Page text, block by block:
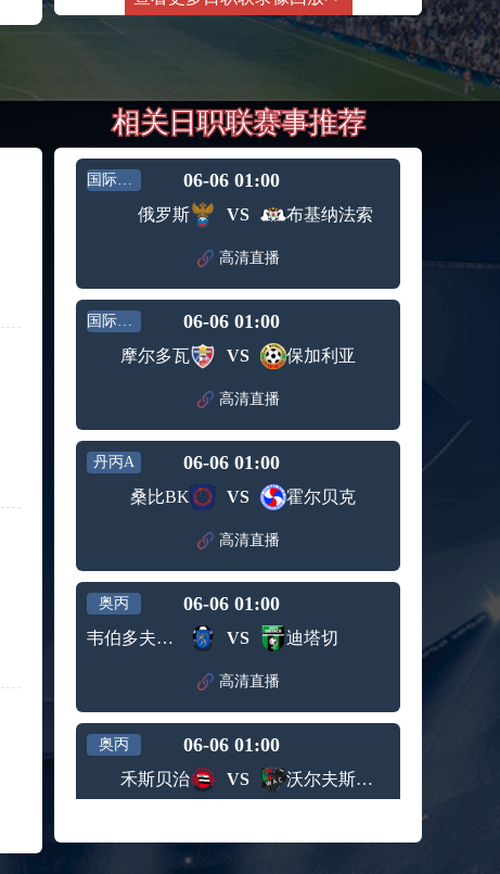
月14日
马公开
纳波利塔诺vs贾里 全场录像回放
男单第3
轮
标签： 2024年5
月11日
WTA1000
罗马大
师赛第3
轮
WTT沙特大满贯女单半决赛 陈梦vs早田希娜 全场录像回放
标签：
2024年5
月11日
WTT沙
贯女单
蒙泰罗vs凯茨曼诺维奇 全场录像回放
大师赛
轮
纳尔迪vs鲁内 全场录像回放
标签： 2024年5
月12日
ATP罗马
大师赛
男单第2
轮
萨卡里vs加里宁娜 全场录像回放
2024年5
WTA罗
马大师
赛女单
第3轮
吉隆vs卢布列夫 全场录像回放
月12日
ATP罗马
大师赛
轮
兹维列夫vs达德尔里 全场录像回放
标签： 2024年5
月13日
ATP罗马
大师赛
男单第3
轮
阿纳尔迪vs贾里 全场录像回放
ATP罗马
大师赛
男单第2
轮
标签： 2024年5
WTA罗
马大师
赛女单
第3轮
托尔莫vs奥斯塔彭科 全场录像回放
标签： 2024年5
WTA罗
赛女单
斯诺克元老斯诺克世锦赛半决赛 伊戈尔-费格雷多vs德拉戈 全场录像回放
标签：
月12日
元老斯
诺克世
锦赛半
决赛
穆纳尔vs诺里 全场录像回放
月12日
ATP罗马
大师赛
男单第2
MSI季中冠军赛胜者组 BLG vs T1 全场录像回放
月12日
冠军赛
KPL春季赛季后赛败者组决赛 重庆狼队 vs 苏州KSG 全场录像回放
相关日职联赛事推荐
国际友谊 06-06 01:00
俄罗斯 VS 布基纳法索
高清直播
国际友谊 06-06 01:00
摩尔多瓦 VS 保加利亚
高清直播
丹丙A 06-06 01:00
桑比BK VS 霍尔贝克
高清直播
奥丙 06-06 01:00
韦伯多夫圣安那 VS 迪塔切
高清直播
奥丙 06-06 01:00
禾斯贝治 VS 沃尔夫斯贝格业余队